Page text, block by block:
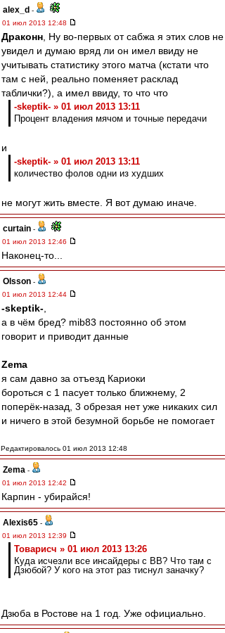
alex_d -
01 июл 2013 12:48
Драконн , Ну во-первых от сабжа я этих слов не
увидел и думаю вряд ли он имел ввиду не
учитывать статистику этого матча (кстати что
там с ней, реально поменяет расклад
таблички?), а имел ввиду, то что что
-skeptik- » 01 июл 2013 13:11
Процент владения мячом и точные передачи
и
-skeptik- » 01 июл 2013 13:11
количество фолов одни из худших
не могут жить вместе. Я вот думаю иначе.
curtain -
01 июл 2013 12:46
Наконец-то...
Olsson -
01 июл 2013 12:44
-skeptik-
а в чём бред? mib83 постоянно об этом
говорит и приводит данные
Zema
я сам давно за отъезд Кариоки
бороться с 1 пасует только ближнему, 2
поперёк-назад, 3 обрезая нет уже никаких сил
и ничего в этой безумной борьбе не помогает
Редактировалось 01 июл 2013 12:48
Zema -
01 июл 2013 12:42
Карпин - убирайся!
Alexis65 -
01 июл 2013 12:39
Товарисч » 01 июл 2013 13:26
Куда исчезли все инсайдеры с ВВ? Что там с
Дзюбой? У кого на этот раз тиснул заначку?
Дзюба в Ростове на 1 год. Уже официально.